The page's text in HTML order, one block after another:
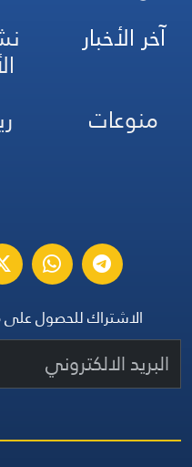
آخر الأخبار
منوعات
الاشتراك للحصول